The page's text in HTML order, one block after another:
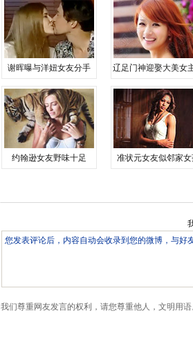
谢晖曝与洋妞女友分手 辽足门神迎娶大美女
约翰逊女友野味十足 准状元女友似邻家
我们尊重网友发言的权利，请您尊重他人，文明用语